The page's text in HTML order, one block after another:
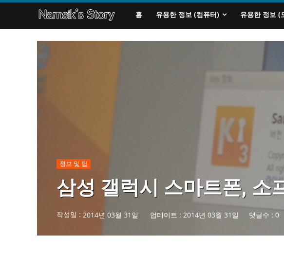
홈 유용한 정보 (컴퓨터) 유용한 정보 (
정보 및 팁
삼성 갤럭시 스마트폰, 소
작성일 : 2014년 03월 31일 업데이트 : 2014년 03월 31일 댓글수 : 0